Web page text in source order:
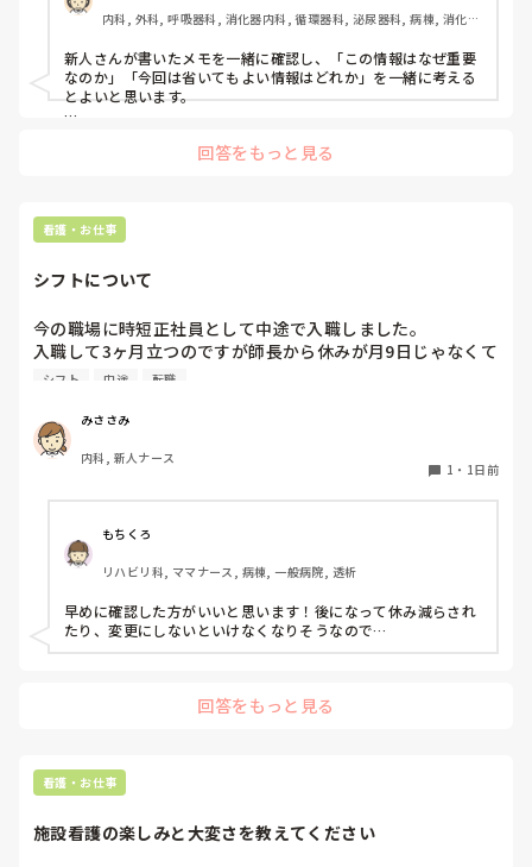
内科, 外科, 呼吸器科, 消化器内科, 循環器科, 泌尿器科, 病棟, 消化器
新人さんが書いたメモを一緒に確認し、「この情報はなぜ重要
なのか」「今回は省いてもよい情報はどれか」を一緒に考える
とよいと思います。
的に照らして振り返ることで、重要度を判断する力が少しずつ
回答をもっと見る
看護・お仕事
シフトについて
今の職場に時短正社員として中途で入職しました。
入職して3ヶ月立つのですが師長から休みが月9日じゃなくて
8日だったと言われました。
どこか休みのところを出勤したほうがいいか師長に確認した
ほうがいいでしょうか。
シフト 中途 転職
みささみ
内科, 新人ナース
1 ・ 1日前
もちくろ
リハビリ科, ママナース, 病棟, 一般病院, 透析
早めに確認した方がいいと思います！後になって休み減らされ
たり、変更にしないといけなくなりそうなので…
回答をもっと見る
看護・お仕事
施設看護の楽しみと大変さを教えてください